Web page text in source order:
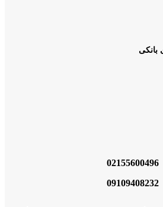
بانکی
02155600496
09109408232